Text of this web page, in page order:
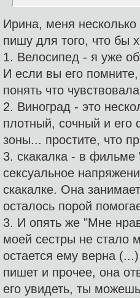
Ирина, меня
пишу для того, что бы
1. Велосипед - я уже
И если вы его
понять что
2. Виноград - это
плотный, сочный и
зоны... простите, что
3. скакалка - в
сексуальное
скакалке. Она
осталось порой
3. И опять же "Мне
моей сестры не стало
остается ему верна
пишет и прочее, она
его увидеть, ты